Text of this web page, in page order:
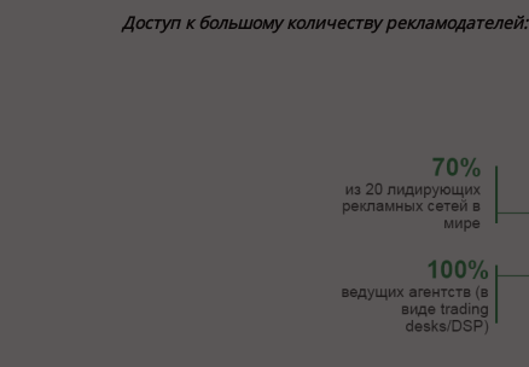
Доступ к большому количеству рекламодателей: